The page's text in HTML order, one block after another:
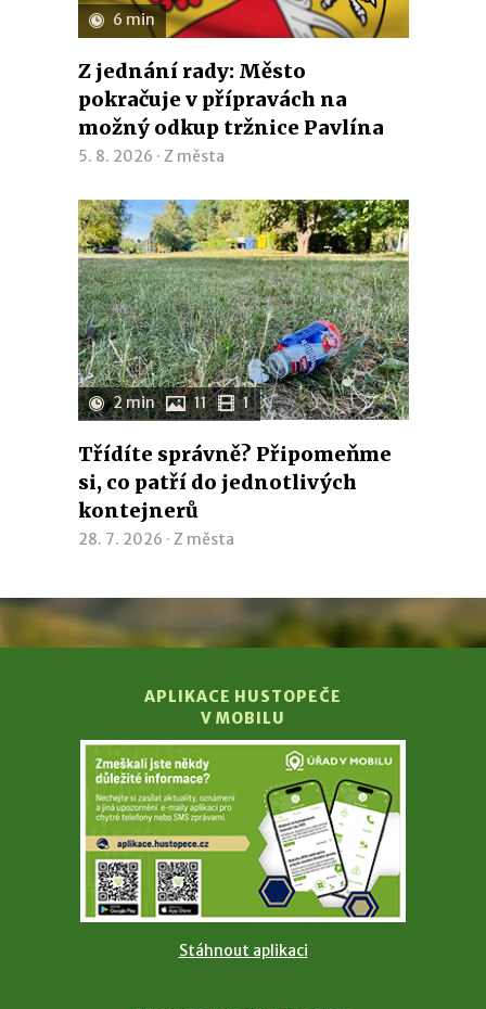
6 min
Z jednání rady: Město
pokračuje v přípravách na
možný odkup tržnice Pavlína
5. 8. 2026 · Z města
2 min 11 1
Třídíte správně? Připomeňme
si, co patří do jednotlivých
kontejnerů
28. 7. 2026 · Z města
APLIKACE HUSTOPEČE
V MOBILU
Stáhnout aplikaci